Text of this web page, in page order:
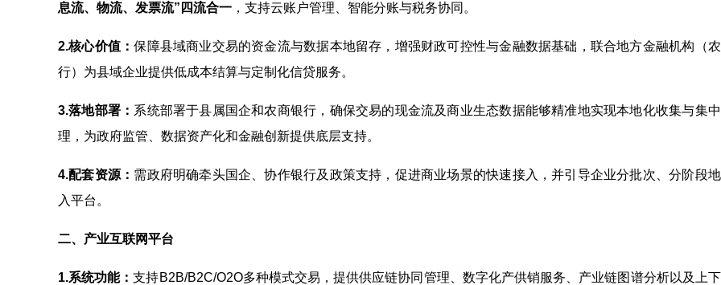
息流、物流、发票流”四流合一 ，支持云账户管理、智能分账与税务协同。
2.核心价值：保障县域商业交易的资金流与数据本地留存，增强财政可控性与金融数据基础，联合地方金融机构（
行）为县域企业提供低成本结算与定制化信贷服务。
3.落地部署： 系统部署于县属国企和农商银行，确保交易的现金流及商业生态数据能够精准地实现本地化收集与集
理，为政府监管、数据资产化和金融创新提供底层支持。
4.配套资源： 需政府明确牵头国企、协作银行及政策支持，促进商业场景的快速接入，并引导企业分批次、分阶段
入平台。
二、产业互联网平台
1.系统功能：支持B2B/B2C/O2O多种模式交易，提供供应链协同管理、数字化产供销服务、产业链图谱分析以及上